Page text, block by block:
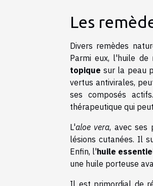
Les
Divers remèdes
Parmi eux, l'huile de
topique sur la peau
vertus antivirales,
ses composés
thérapeutique qui
L'aloe vera, avec ses
lésions cutanées. Il
Enfin, l'huile
une huile porteuse
Il est primordial de